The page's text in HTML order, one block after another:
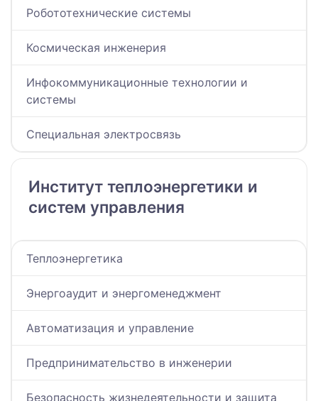
Робототехнические системы
Космическая инженерия
Инфокоммуникационные технологии и
системы
Специальная электросвязь
Институт теплоэнергетики и
систем управления​
Теплоэнергетика
Энергоаудит и энергоменеджмент
Автоматизация и управление
Предпринимательство в инженерии
Безопасность жизнедеятельности и защита